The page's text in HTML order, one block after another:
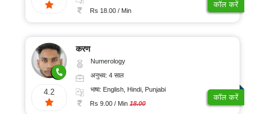
Rs 18.00 / Min
कॉल करें
4.2
करण
Numerology
अनुभव: 4 साल
भाषा: English, Hindi, Punjabi
Rs 9.00 / Min18.00
कॉल करें